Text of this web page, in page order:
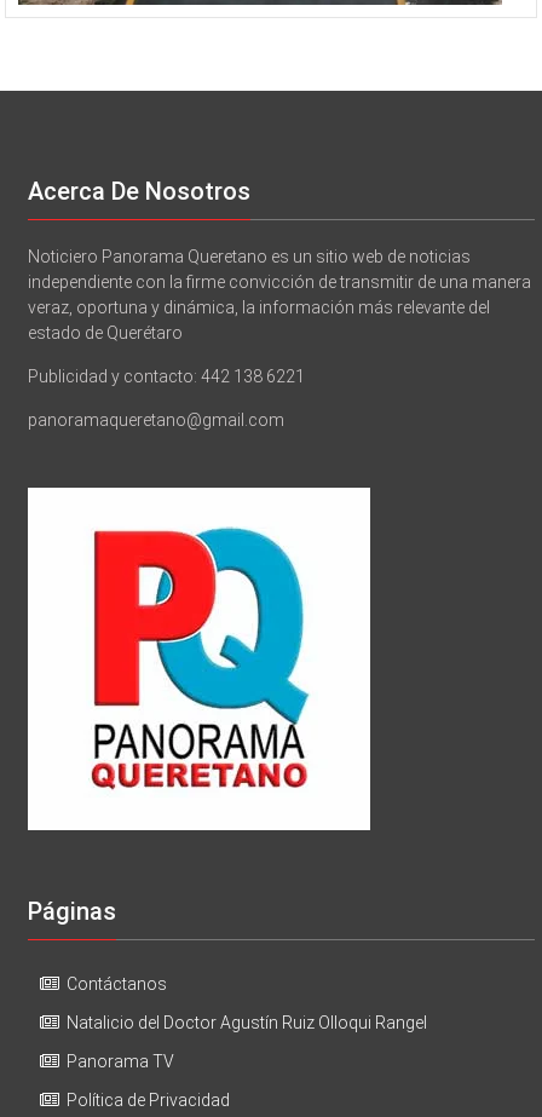
Acerca De Nosotros
Noticiero Panorama Queretano es un sitio web de noticias
independiente con la firme convicción de transmitir de una manera
veraz, oportuna y dinámica, la información más relevante del
estado de Querétaro
Publicidad y contacto: 442 138 6221
panoramaqueretano@gmail.com
Páginas
Contáctanos
Natalicio del Doctor Agustín Ruiz Olloqui Rangel
Panorama TV
Política de Privacidad